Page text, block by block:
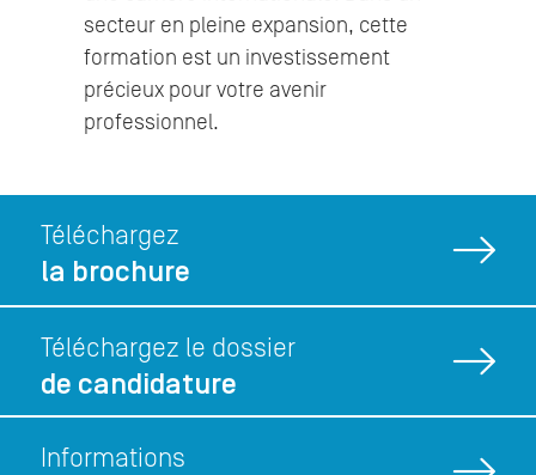
secteur en pleine expansion, cette
formation est un investissement
précieux pour votre avenir
professionnel.
Téléchargez
la brochure
Téléchargez le dossier
de candidature
Informations